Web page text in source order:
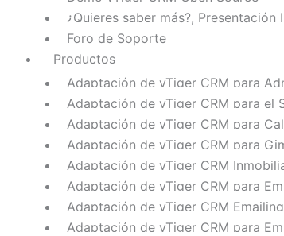
¿Quieres saber más?,
Foro de Soporte
Productos
Adaptación de vTiger CRM para
Adaptación de vTiger CRM para el
Adaptación de vTiger CRM para
Adaptación de vTiger CRM para
Adaptación de vTiger CRM
Adaptación de vTiger CRM para
Adaptación de vTiger CRM Emailing
Adaptación de vTiger CRM para